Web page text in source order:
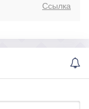
Ссылка